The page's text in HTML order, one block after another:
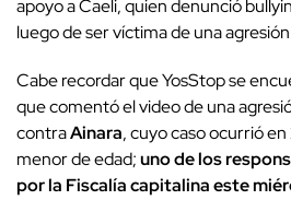
apoyo a Caeli, quien denunció
luego de ser víctima de una
Cabe recordar que YosStop se
que comentó el video de una
contraAinara, cuyo caso ocurrió
menor de edad;uno de los
por la Fiscalía capitalina este